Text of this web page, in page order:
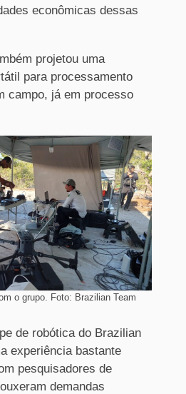
econômicas dessas
projetou uma
para processamento
campo, já em processo
o grupo. Foto: Brazilian Team
de robótica do Brazilian
experiência bastante
pesquisadores de
demandas